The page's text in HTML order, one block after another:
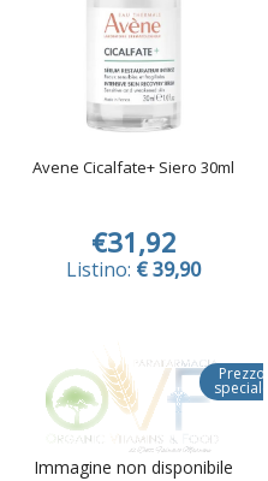
Avene Cicalfate+ Siero 30ml
€31,92
Listino: € 39,90
Immagine non disponibile
Prezzo